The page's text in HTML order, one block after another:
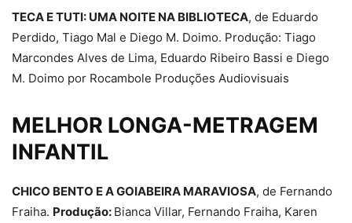
TECA E TUTI: UMA NOITE NA BIBLIOTECA, de Eduardo
Perdido, Tiago Mal e Diego M. Doimo. Produção: Tiago
Marcondes Alves de Lima, Eduardo Ribeiro Bassi e Diego
M. Doimo por Rocambole Produções Audiovisuais
MELHOR LONGA-METRAGEM
INFANTIL
CHICO BENTO E A GOIABEIRA MARAVIOSA, de Fernando
Fraiha. Produção: Bianca Villar, Fernando Fraiha, Karen